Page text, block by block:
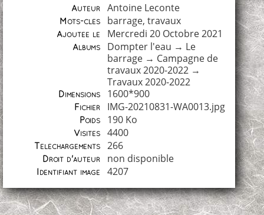
Auteur Antoine Leconte
Mots-clés barrage, travaux
Ajoutée le Mercredi 20 Octobre 2021
Albums Dompter l'eau → Le
barrage→ Campagne de
travaux 2020-2022→
Travaux 2020-2022
Dimensions 1600*900
Fichier IMG-20210831-WA0013.jpg
Poids 190 Ko
Visites 4400
Téléchargements 266
Droit d'auteur non disponible
Identifiant image 4207